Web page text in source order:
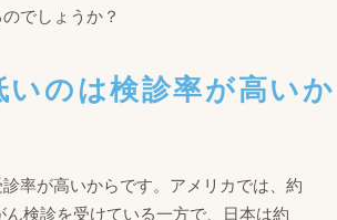
でしょうか？
のは検診率が高いか
率が高いからです。アメリカでは、約
検診を受けている一方で、日本は約